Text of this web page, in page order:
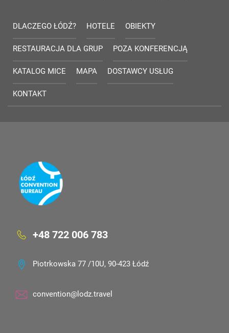
DLACZEGO ŁÓDŹ? HOTELE OBIEKTY
RESTAURACJA DLA GRUP POZA KONFERENCJĄ
KATALOG MICE MAPA DOSTAWCY USŁUG
KONTAKT
+48 722 006 783
Piotrkowska 77 /10U, 90-423 Łódź
convention@lodz.travel